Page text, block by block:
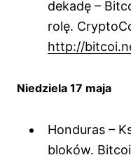
dekadę –
rolę.
http://
Niedziela 17 maja
Honduras –
bloków.